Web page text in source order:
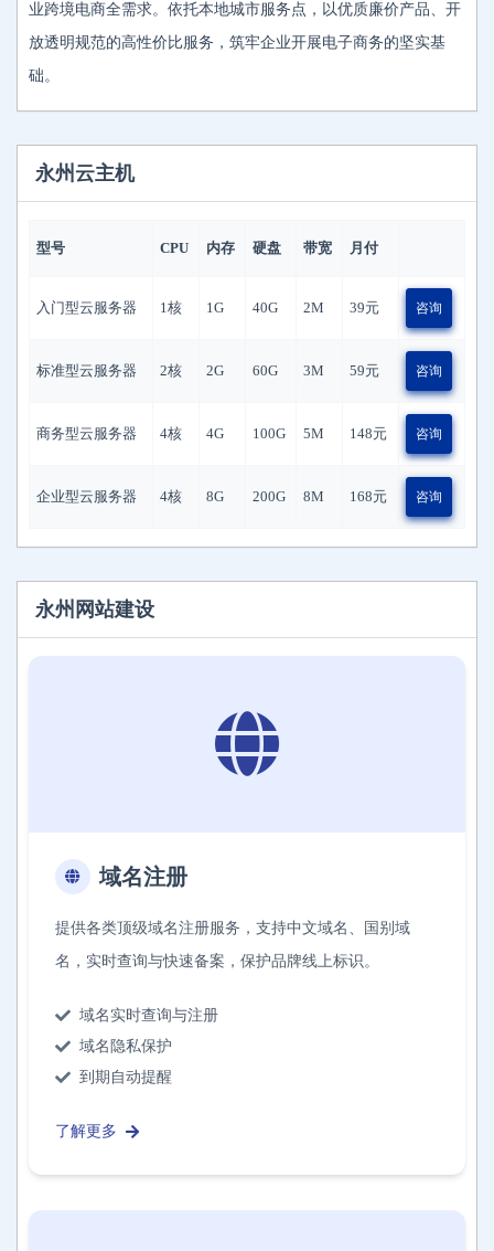
业跨境电商全需求。依托本地城市服务点，以优质廉价产品、开
放透明规范的高性价比服务，筑牢企业开展电子商务的坚实基
础。
永州云主机
型号 CPU 内存 硬盘 带宽 月付
入门型云服务器 1核 1G 40G 2M 39元 咨询
标准型云服务器 2核 2G 60G 3M 59元 咨询
商务型云服务器 4核 4G 100G 5M 148元 咨询
企业型云服务器 4核 8G 200G 8M 168元 咨询
永州网站建设
域名注册
提供各类顶级域名注册服务，支持中文域名、国别域
名，实时查询与快速备案，保护品牌线上标识。
域名实时查询与注册
域名隐私保护
到期自动提醒
了解更多